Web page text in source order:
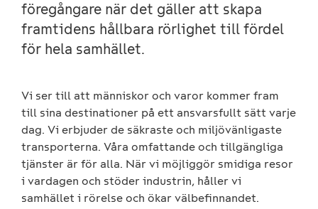
föregångare när det gäller att skapa
framtidens hållbara rörlighet till fördel
för hela samhället.
Vi ser till att människor och varor kommer fram
till sina destinationer på ett ansvarsfullt sätt varje
dag. Vi erbjuder de säkraste och miljövänligaste
transporterna. Våra omfattande och tillgängliga
tjänster är för alla. När vi möjliggör smidiga resor
i vardagen och stöder industrin, håller vi
samhället i rörelse och ökar välbefinnandet.